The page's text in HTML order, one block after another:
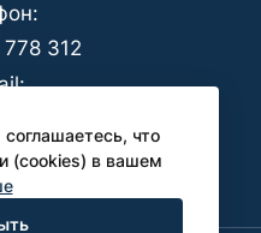
что
(cookies) в вашем
312